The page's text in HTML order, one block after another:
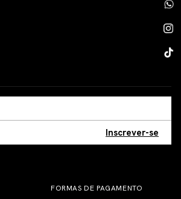
Inscrever-se
FORMAS DE PAGAMENTO